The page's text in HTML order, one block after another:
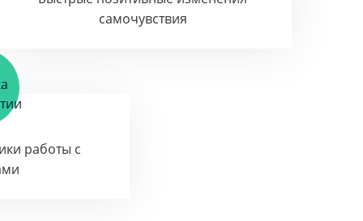
самочувствия
работы с